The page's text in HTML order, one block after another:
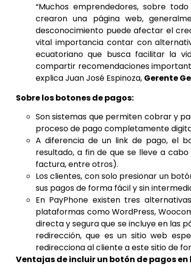
“Muchos emprendedores, sobre
crearon una página web,
desconocimiento puede afectar el
vital importancia contar con
ecuatoriano que busca facilitar la
compartir recomendaciones
explica Juan José Espinoza, Gerente
Sobre los botones de pagos:
Son sistemas que permiten cobrar y
proceso de pago completamente
A diferencia de un link de pago, el
resultado, a fin de que se lleve a
factura, entre otros).
Los clientes, con solo presionar un
sus pagos de forma fácil y sin
En PayPhone existen tres
plataformas como WordPress,
directa y segura que se incluye en las
redirección, que es un sitio web
redirecciona al cliente a este sitio de
Ventajas de incluir un botón de pagos en